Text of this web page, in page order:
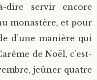
dire servir encore
monastère, et pour
d’une manière qui
de Noël, c’est-
jeûner quatre